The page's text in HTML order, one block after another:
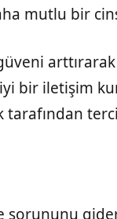
mutlu bir
bir iletişim
tarafından